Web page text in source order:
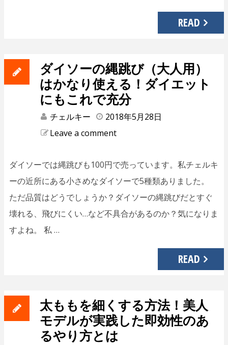
READ
ダイソーの縄跳び（大人用）
はかなり使える！ダイエット
にもこれで充分
チェルキー
2018年5月28日
Leave a comment
ダイソーでは縄跳びも100円で売っています。私チェルキ
ーの近所にある小さめなダイソーで5種類ありました。
ただ品質はどうでしょうか？ダイソーの縄跳びだとすぐ
壊れる、飛びにくい…など不具合があるのか？気になりま
すよね。 私 …
READ
太ももを細くする方法！美人
モデルが実践した即効性のあ
るやり方とは